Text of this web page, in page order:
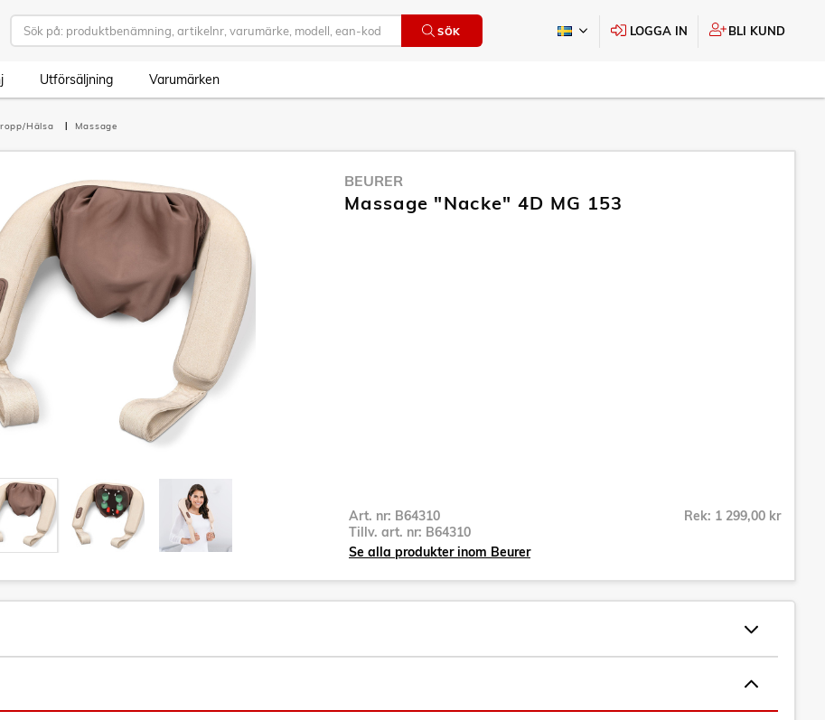
SÖK LOGGA IN BLI KUND
Utförsäljning Varumärken
Hälsa Massage
BEURER
Massage "Nacke" 4D MG 153
Art. nr: B64310
Tillv. art. nr: B64310
Rek: 1 299,00 kr
Se alla produkter inom Beurer